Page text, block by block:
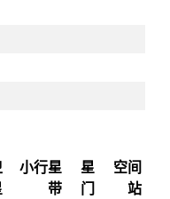
小行星
带
星
门
空间
站